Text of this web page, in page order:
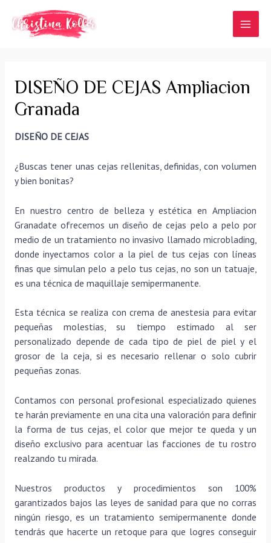
contenido
DISEÑO DE CEJAS Ampliacion
Granada
DISEÑO DE CEJAS
¿Buscas tener unas cejas rellenitas, definidas, con volumen
y bien bonitas?
En nuestro centro de belleza y estética en Ampliacion
Granadate ofrecemos un diseño de cejas pelo a pelo por
medio de un tratamiento no invasivo llamado microblading,
donde inyectamos color a la piel de tus cejas con líneas
finas que simulan pelo a pelo tus cejas, no son un tatuaje,
es una técnica de maquillaje semipermanente.
Esta técnica se realiza con crema de anestesia para evitar
pequeñas molestias, su tiempo estimado al ser
personalizado depende de cada tipo de piel de piel y el
grosor de la ceja, si es necesario rellenar o solo cubrir
pequeñas zonas.
Contamos con personal profesional especializado quienes
te harán previamente en una cita una valoración para definir
la forma de tus cejas, el color que mejor te queda y un
diseño exclusivo para acentuar las facciones de tu rostro
realzando tu mirada.
Nuestros productos y procedimientos son 100%
garantizados bajos las leyes de sanidad para que no corras
ningún riesgo, es un tratamiento semipermanente donde
tendrás que hacerte un retoque para que logres conseguir